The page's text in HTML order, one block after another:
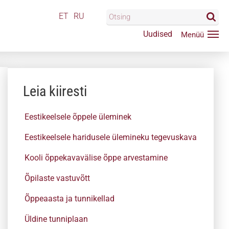
ET RU
Uudised
Leia kiiresti
Eestikeelsele õppele üleminek
Eestikeelsele haridusele ülemineku tegevuskava
Kooli õppekavavälise õppe arvestamine
Õpilaste vastuvõtt
Õppeaasta ja tunnikellad
Üldine tunniplaan